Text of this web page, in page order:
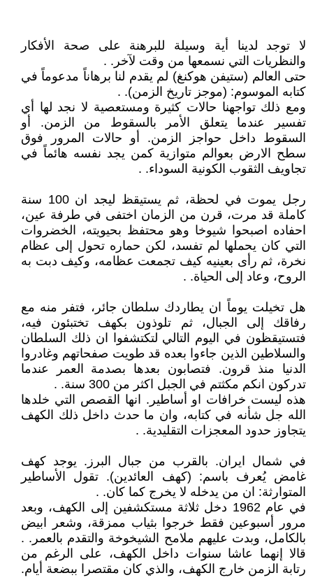
لا توجد لدينا أية وسيلة للبرهنة على صحة الأفكار
والنظريات التي نسمعها من وقت لآخر. .
حتى العالم (ستيفن هوكنغ) لم يقدم لنا برهاناً مدعوماً في
كتابه الموسوم: (موجز تاريخ الزمن). .
ومع ذلك تواجهنا حالات كثيرة ومستعصية لا نجد لها أي
تفسير عندما يتعلق الأمر بالسقوط من الزمن. أو
السقوط داخل حواجز الزمن. أو حالات المرور فوق
سطح الارض بعوالم متوازية كمن يجد نفسه هائماً في
تجاويف الثقوب الكونية السوداء. .
رجل يموت في لحظة، ثم يستيقظ ليجد ان 100 سنة
كاملة قد مرت، قرن من الزمان اختفى في طرفة عين،
احفاده اصبحوا شيوخا وهو محتفظ بحيويته، الخضروات
التي كان يحملها لم تفسد، لكن حماره تحول إلى عظام
نخرة، ثم رأى بعينيه كيف تجمعت عظامه، وكيف دبت به
الروح، وعاد إلى الحياة. .
هل تخيلت يوماً ان يطاردك سلطان جائر، فتفر منه مع
رفاقك إلى الجبال، ثم تلوذون بكهف تختبئون فيه،
فتستيقظون في اليوم التالي لتكتشفوا ان ذلك السلطان
والسلاطين الذين جاءوا بعده قد طويت صفحاتهم وغادروا
الدنيا منذ قرون. فتصابون بعدها بصدمة العمر عندما
تدركون انكم مكثتم في الجبل اكثر من 300 سنة. .
هذه ليست خرافات او أساطير. انها القصص التي خلدها
الله جل شأنه في كتابه، وان ما حدث داخل ذلك الكهف
يتجاوز حدود المعجزات التقليدية. .
في شمال ايران. بالقرب من جبال البرز. يوجد كهف
غامض يُعرف باسم: (كهف العائدين). تقول الأساطير
المتوارثة: ان من يدخله لا يخرج كما كان. .
في عام 1962 دخل ثلاثة مستكشفين إلى الكهف، وبعد
مرور أسبوعين فقط خرجوا بثياب ممزقة، وشعر ابيض
بالكامل، وبدت عليهم ملامح الشيخوخة والتقدم بالعمر. .
قالا إنهما عاشا سنوات داخل الكهف، على الرغم من
رتابة الزمن خارج الكهف، والذي كان مقتصرا ببضعة أيام.